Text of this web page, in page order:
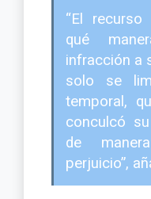
“El
qué
infracción a
solo se
temporal,
conculcó
de
perjuicio”,